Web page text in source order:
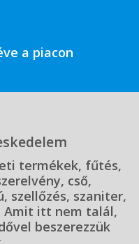
a piacon
termékek, fűtés,
cső,
szellőzés, szaniter,
Amit itt nem talál,
beszerezzük